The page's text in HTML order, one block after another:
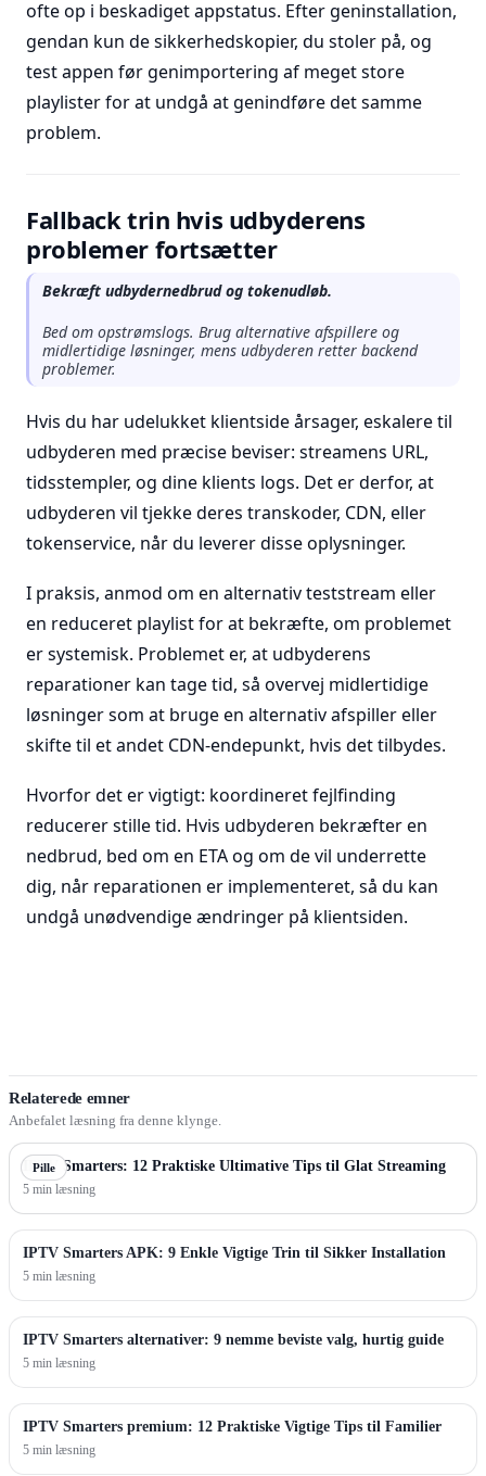
ofte op i beskadiget appstatus. Efter geninstallation,
gendan kun de sikkerhedskopier, du stoler på, og
test appen før genimportering af meget store
playlister for at undgå at genindføre det samme
problem.
Fallback trin hvis udbyderens
problemer fortsætter
Bekræft udbydernedbrud og tokenudløb.
Bed om opstrømslogs. Brug alternative afspillere og
midlertidige løsninger, mens udbyderen retter backend
problemer.
Hvis du har udelukket klientside årsager, eskalere til
udbyderen med præcise beviser: streamens URL,
tidsstempler, og dine klients logs. Det er derfor, at
udbyderen vil tjekke deres transkoder, CDN, eller
tokenservice, når du leverer disse oplysninger.
I praksis, anmod om en alternativ teststream eller
en reduceret playlist for at bekræfte, om problemet
er systemisk. Problemet er, at udbyderens
reparationer kan tage tid, så overvej midlertidige
løsninger som at bruge en alternativ afspiller eller
skifte til et andet CDN-endepunkt, hvis det tilbydes.
Hvorfor det er vigtigt: koordineret fejlfinding
reducerer stille tid. Hvis udbyderen bekræfter en
nedbrud, bed om en ETA og om de vil underrette
dig, når reparationen er implementeret, så du kan
undgå unødvendige ændringer på klientsiden.
Relaterede emner
Anbefalet læsning fra denne klynge.
Pille
IPTV Smarters: 12 Praktiske Ultimative Tips til Glat Streaming
5 min læsning
IPTV Smarters APK: 9 Enkle Vigtige Trin til Sikker Installation
5 min læsning
IPTV Smarters alternativer: 9 nemme beviste valg, hurtig guide
5 min læsning
IPTV Smarters premium: 12 Praktiske Vigtige Tips til Familier
5 min læsning